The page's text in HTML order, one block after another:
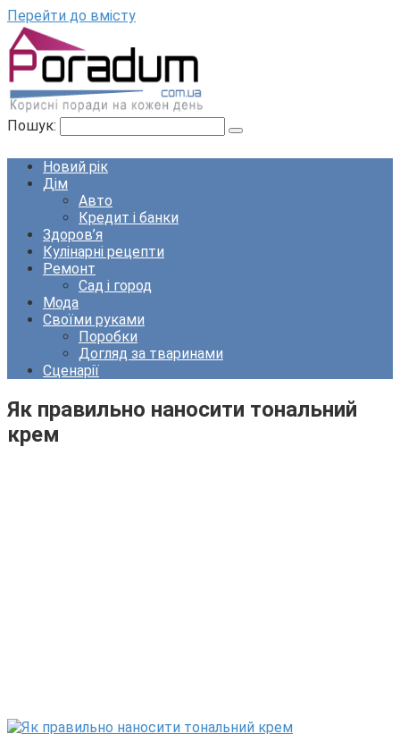
Перейти до вмісту
Пошук:
Новий рік
Дім
Авто
Кредит і банки
Здоров’я
Кулінарні рецепти
Ремонт
Сад і город
Мода
Своїми руками
Поробки
Догляд за тваринами
Сценарії
Як правильно наносити тональний
крем